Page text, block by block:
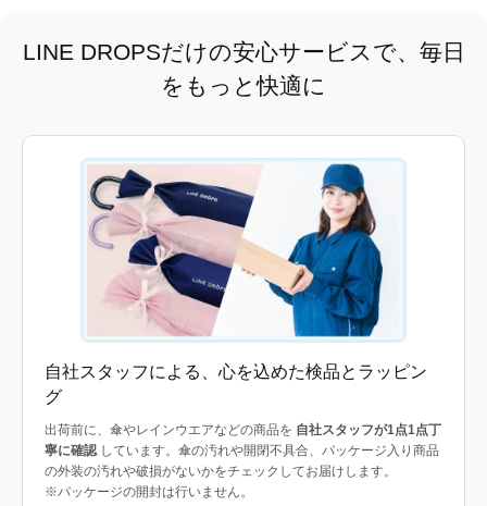
LINE DROPSだけの安心サービスで、毎日
をもっと快適に
自社スタッフによる、心を込めた検品とラッピン
グ
出荷前に、傘やレインウエアなどの商品を 自社スタッフが1点1点丁
寧に確認 しています。傘の汚れや開閉不具合、パッケージ入り商品
の外装の汚れや破損がないかをチェックしてお届けします。
※パッケージの開封は行いません。